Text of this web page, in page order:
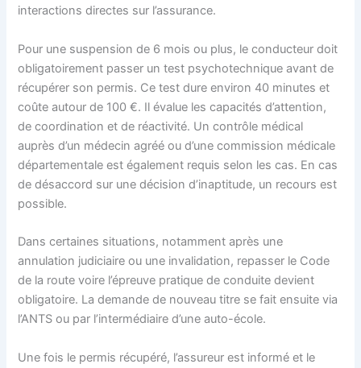
interactions directes sur l’assurance.
Pour une suspension de 6 mois ou plus, le conducteur doit
obligatoirement passer un test psychotechnique avant de
récupérer son permis. Ce test dure environ 40 minutes et
coûte autour de 100 €. Il évalue les capacités d’attention,
de coordination et de réactivité. Un contrôle médical
auprès d’un médecin agréé ou d’une commission médicale
départementale est également requis selon les cas. En cas
de désaccord sur une décision d’inaptitude, un recours est
possible.
Dans certaines situations, notamment après une
annulation judiciaire ou une invalidation, repasser le Code
de la route voire l’épreuve pratique de conduite devient
obligatoire. La demande de nouveau titre se fait ensuite via
l’ANTS ou par l’intermédiaire d’une auto-école.
Une fois le permis récupéré, l’assureur est informé et le